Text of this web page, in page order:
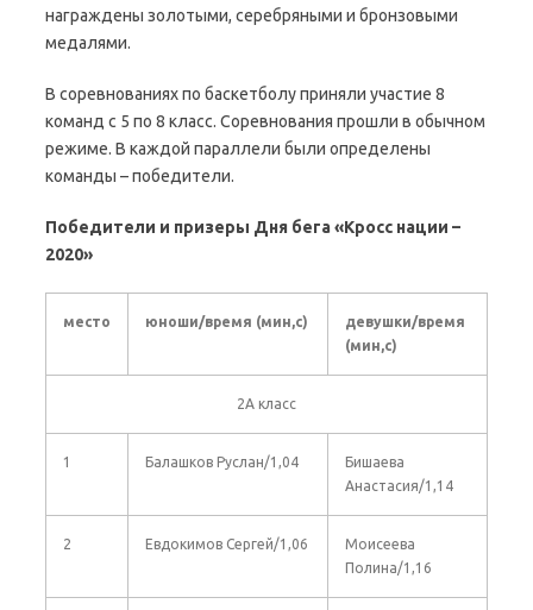
награждены золотыми, серебряными и бронзовыми
медалями.
В соревнованиях по баскетболу приняли участие 8
команд с 5 по 8 класс. Соревнования прошли в обычном
режиме. В каждой параллели были определены
команды – победители.
Победители и призеры Дня бега «Кросс нации –
2020»
место юноши/время (мин,с)
девушки/время
(мин,с)
2А класс
1 Балашков Руслан/1,04
Бишаева
Анастасия/1,14
2 Евдокимов Сергей/1,06
Моисеева
Полина/1,16